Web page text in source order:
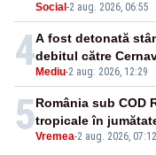
Social -2 aug. 2026, 06:55
4 Mediu-2 aug. 2026, 12:29
A fost detonată
debitul către
5Vremea-2 aug. 2026, 07:12
România sub COD
tropicale în